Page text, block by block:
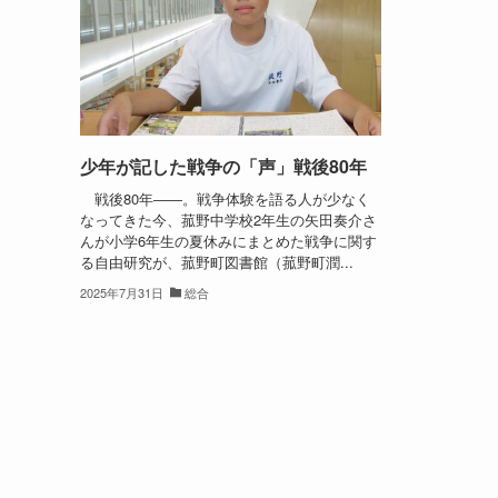
少年が記した戦争の「声」戦後80年
戦後80年――。戦争体験を語る人が少なく
なってきた今、菰野中学校2年生の矢田奏介さ
んが小学6年生の夏休みにまとめた戦争に関す
る自由研究が、菰野町図書館（菰野町潤...
2025年7月31日 総合